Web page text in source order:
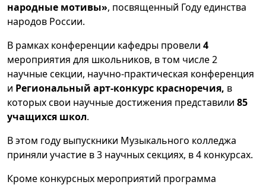
народные мотивы», посвященный Году единства
народов России.
В рамках конференции кафедры провели 4
мероприятия для школьников, в том числе 2
научные секции, научно-практическая конференция
и Региональный арт-конкурс красноречия, в
которых свои научные достижения представили 85
учащихся школ.
В этом году выпускники Музыкального колледжа
приняли участие в 3 научных секциях, в 4 конкурсах.
Кроме конкурсных мероприятий программа